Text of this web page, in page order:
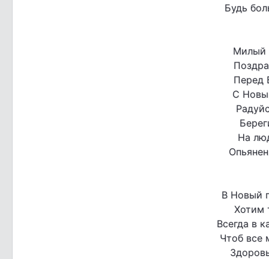
Будь
Милый
Перед
С
На
В Новый
Хотим
Всегда в
Чтоб все